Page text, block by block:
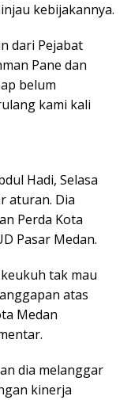
kebijakannya.
dari Pejabat
Pane dan
belum
kami kali
Hadi, Selasa
aturan. Dia
Perda Kota
Pasar Medan.
tak mau
atas
Medan
dia melanggar
kinerja